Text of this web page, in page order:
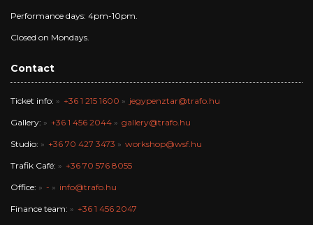
Performance days: 4pm-10pm.
Closed on Mondays.
Contact
Ticket info: +36 1 215 1600 jegypenztar@trafo.hu
Gallery: +36 1 456 2044 gallery@trafo.hu
Studio: +36 70 427 3473 workshop@wsf.hu
Trafik Café: +36 70 576 8055
Office: - info@trafo.hu
Finance team: +36 1 456 2047